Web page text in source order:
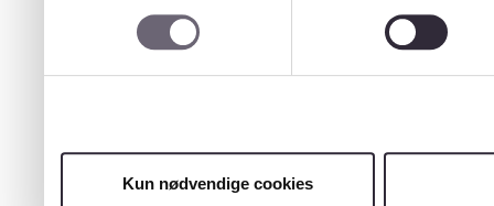
Kun nødvendige cookies